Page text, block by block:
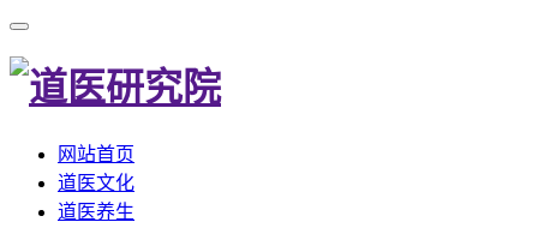
网站首页
道医文化
道医养生